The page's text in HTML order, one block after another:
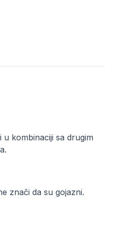
kombinaciji sa drugim
znači da su gojazni.